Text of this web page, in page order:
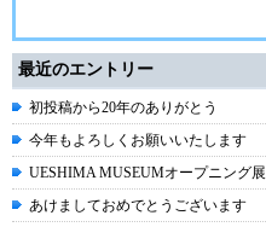
最近のエントリー
初投稿から20年のありがとう
今年もよろしくお願いいたします
UESHIMA MUSEUMオープニング展
あけましておめでとうございます